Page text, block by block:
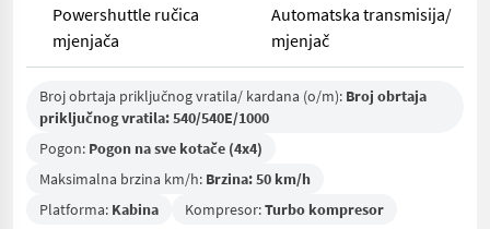
Powershuttle ručica
mjenjača
Automatska transmisija/
mjenjač
Broj obrtaja priključnog vratila/ kardana (o/m): Broj obrtaja
priključnog vratila: 540/540E/1000
Pogon: Pogon na sve kotače (4x4)
Maksimalna brzina km/h: Brzina: 50 km/h
Platforma: Kabina Kompresor:Turbo kompresor